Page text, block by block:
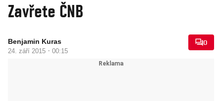
Zavřete ČNB
Benjamin Kuras
24. září 2015 · 00:15
0